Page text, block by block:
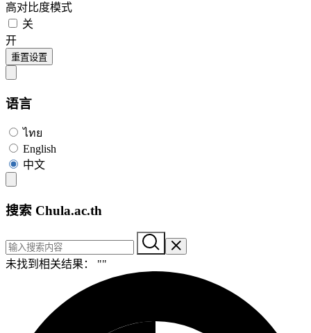
高对比度模式
关
开
重置设置
语言
ไทย
English
中文
搜索 Chula.ac.th
未找到相关结果： ""